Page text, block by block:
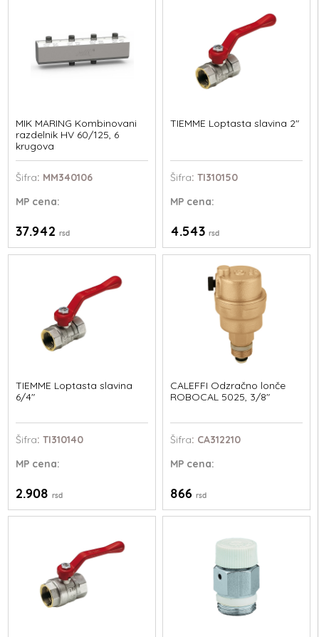
MIK MARING Kombinovani
razdelnik HV 60/125, 6
krugova
Šifra: MM340106
MP cena:
37.942rsd
TIEMME Loptasta slavina 2"
Šifra: TI310150
MPcena:
4.543 rsd
TIEMME Loptasta slavina
6/4"
Šifra: TI310140
MP cena:
2.908rsd
CALEFFI Odzračno lonče
ROBOCAL 5025, 3/8"
Šifra: CA312210
MPcena:
866 rsd